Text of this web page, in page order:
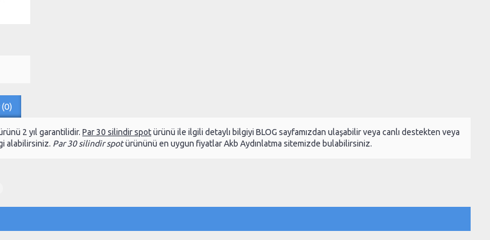
2 yıl garantilidir. Par 30 silindir spotürünü ile ilgili detaylı bilgiyi BLOG sayfamızdan ulaşabilir veya canlı destekten veya
alabilirsiniz. Par 30 silindir spotürününü en uygun fiyatlar Akb Aydınlatma sitemizde bulabilirsiniz.